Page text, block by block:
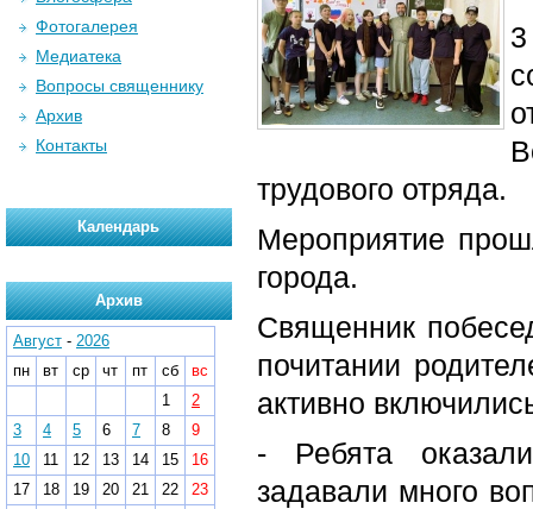
трудового отряда.
Мероприятие
города.
Священник
почитании
активно
- Ребята
задавали много
Фотогалерея
Медиатека
Вопросы священнику
Архив
Контакты
Календарь
Архив
Август - 2026
пн
вт ср чт пт сб
вс
1
2
3
4 5 6 7 8
9
10
11 12 13 14 15
16
17
18 19 20 21 22
23